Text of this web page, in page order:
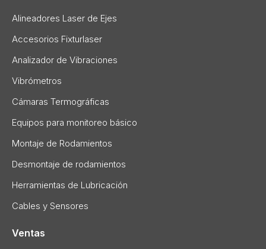
Alineadores Laser de Ejes
Accesorios Fixturlaser
Analizador de Vibraciones
Vibrómetros
Cámaras Termográficas
Equipos para monitoreo básico
Montaje de Rodamientos
Desmontaje de rodamientos
Herramientas de Lubricación
Cables y Sensores
Ventas